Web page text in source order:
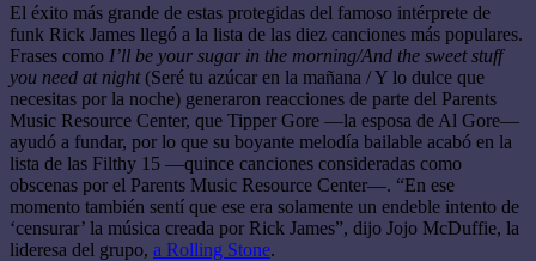
El éxito más grande de estas protegidas del famoso intérprete de
funk Rick James llegó a la lista de las diez canciones más populares.
Frases como I’ll be your sugar in the morning/And the sweet stuff
you need at night(Seré tu azúcar en la mañana / Y lo dulce que
necesitas por la noche) generaron reacciones de parte del Parents
Music Resource Center, que Tipper Gore —la esposa de Al Gore—
ayudó a fundar, por lo que su boyante melodía bailable acabó en la
lista de las Filthy 15 —quince canciones consideradas como
obscenas por el Parents Music Resource Center—. “En ese
momento también sentí que ese era solamente un endeble intento de
‘censurar’ la música creada por Rick James”, dijo Jojo McDuffie, la
lideresa del grupo, a Rolling Stone.